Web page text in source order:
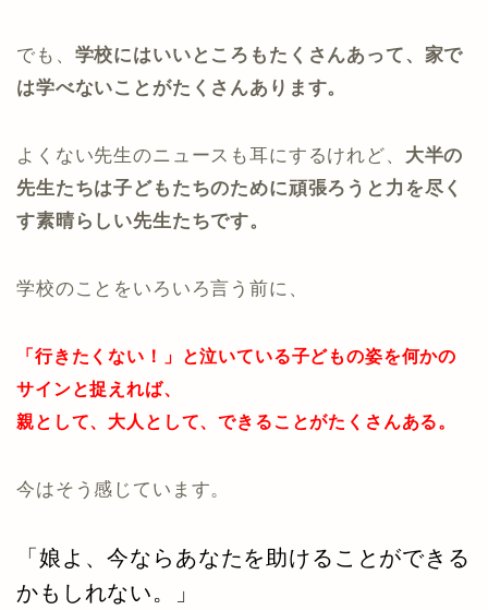
でも、 学校にはいいところもたくさんあって、家で
は学べないことがたくさんあります。
よくない先生のニュースも耳にするけれど、 大半の
先生たちは子どもたちのために頑張ろうと力を尽く
す素晴らしい先生たちです。
学校のことをいろいろ言う前に、
「行きたくない！」と泣いている子どもの姿を何かの
サインと捉えれば、
親として、大人として、できることがたくさんある。
今はそう感じています。
「娘よ、今ならあなたを助けることができる
かもしれない。」